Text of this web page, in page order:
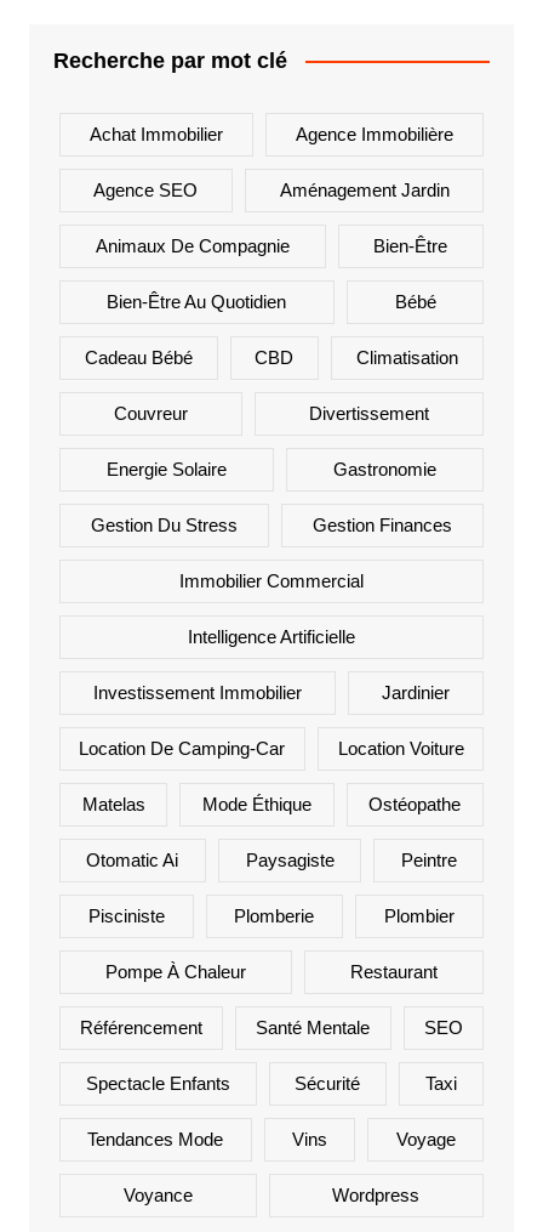
Recherche par mot clé
Achat Immobilier Agence Immobilière
Agence SEO Aménagement Jardin
Animaux De Compagnie Bien-Être
Bien-Être Au Quotidien Bébé
Cadeau Bébé CBD Climatisation
Couvreur Divertissement
Energie Solaire Gastronomie
Gestion Du Stress Gestion Finances
Immobilier Commercial
Intelligence Artificielle
Investissement Immobilier Jardinier
Location De Camping-Car Location Voiture
Matelas Mode Éthique Ostéopathe
Otomatic Ai Paysagiste Peintre
Pisciniste Plomberie Plombier
Pompe À Chaleur Restaurant
Référencement Santé Mentale SEO
Spectacle Enfants Sécurité Taxi
Tendances Mode Vins Voyage
Voyance Wordpress